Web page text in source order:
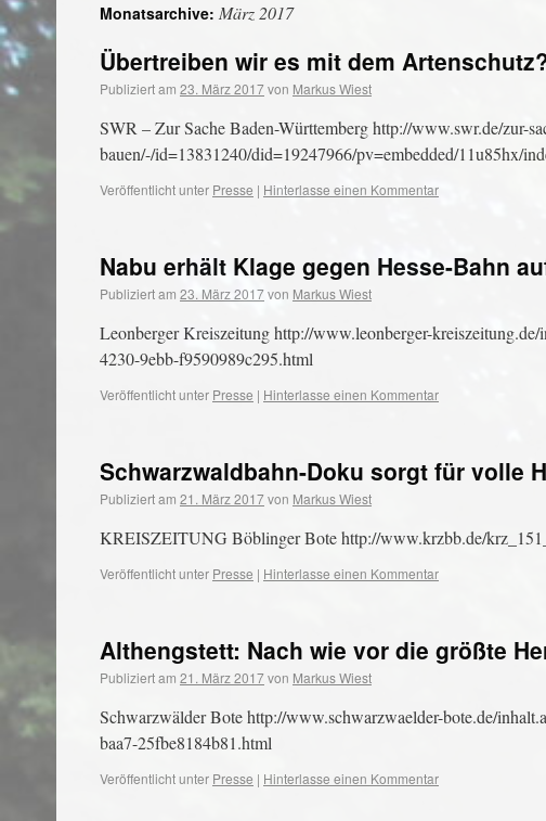
Monatsarchive: März 2017
Übertreiben wir es mit dem
Publiziert am 23. März 2017von Markus Wiest
SWR – Zur Sache Baden-Württemberg http://www.swr.de/zur-
bauen/-/id=13831240/did=19247966/pv=embedded/11u85hx/
Veröffentlicht unter Presse | Hinterlasse einen Kommentar
Nabu erhält Klage gegen Hesse-Bahn
Publiziert am 23. März 2017von Markus Wiest
Leonberger Kreiszeitung http://www.leonberger-
4230-9ebb-f9590989c295.html
Veröffentlicht unter Presse | Hinterlasse einen Kommentar
Schwarzwaldbahn-Doku sorgt für volle
Publiziert am 21. März 2017von Markus Wiest
KREISZEITUNG Böblinger Bote http://www.krzbb.de/
Veröffentlicht unter Presse | Hinterlasse einen Kommentar
Althengstett: Nach wie vor die größte
Publiziert am 21. März 2017von Markus Wiest
Schwarzwälder Bote http://www.schwarzwaelder-bote.de/
baa7-25fbe8184b81.html
Veröffentlicht unter Presse | Hinterlasse einen Kommentar